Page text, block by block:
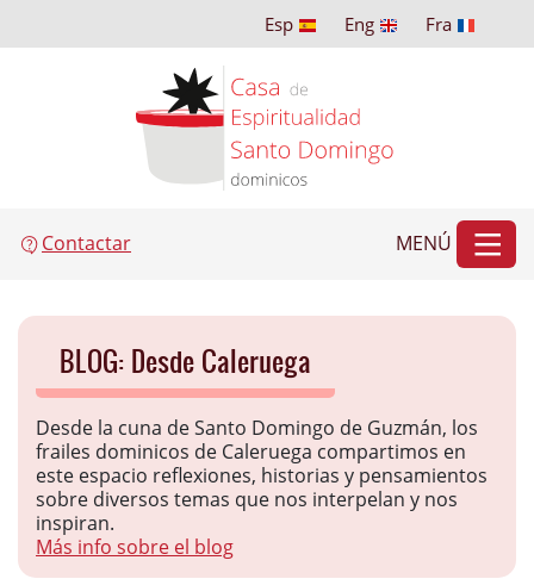
Esp Eng Fra
Contactar MENÚ
BLOG: Desde Caleruega
Desde la cuna de Santo Domingo de Guzmán, los
frailes dominicos de Caleruega compartimos en
este espacio reflexiones, historias y pensamientos
sobre diversos temas que nos interpelan y nos
inspiran.
Más info sobre el blog